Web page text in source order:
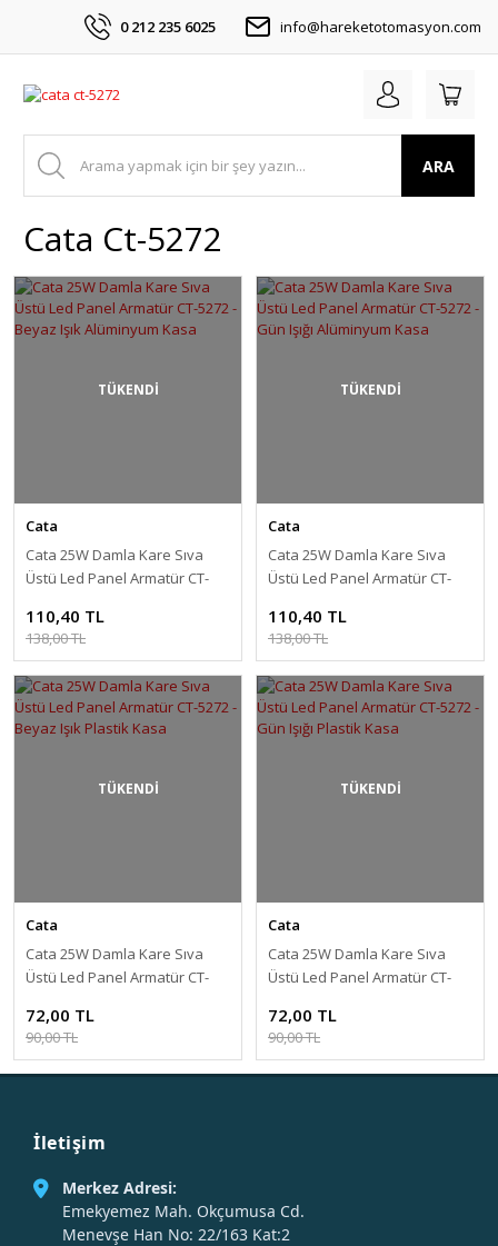
0 212 235 6025 info@hareketotomasyon.com
ARA
Cata Ct-5272
TÜKENDİ
Cata
Cata 25W Damla Kare Sıva
Üstü Led Panel Armatür CT-
Kasa
110,40 TL
138,00 TL
TÜKENDİ
Cata
Cata 25W Damla Kare Sıva
Üstü Led Panel Armatür CT-
Kasa
110,40 TL
138,00 TL
TÜKENDİ
Cata
Cata 25W Damla Kare Sıva
Üstü Led Panel Armatür CT-
72,00 TL
90,00 TL
TÜKENDİ
Cata
Cata 25W Damla Kare Sıva
Üstü Led Panel Armatür CT-
72,00 TL
90,00 TL
İletişim
Merkez Adresi:
Emekyemez Mah. Okçumusa Cd.
Menevşe Han No: 22/163 Kat:2